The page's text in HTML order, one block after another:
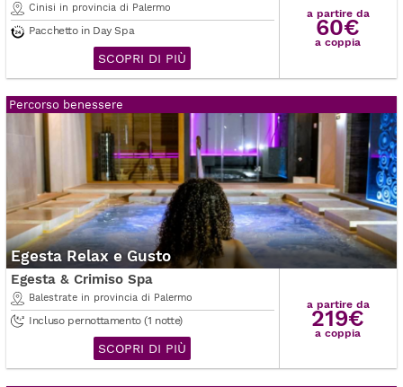
Cinisi in provincia di Palermo
Pacchetto in Day Spa
SCOPRI DI PIÙ
a partire da
60€
a coppia
Percorso benessere
Egesta Relax e Gusto
Egesta & Crimiso Spa
Balestrate in provincia di Palermo
Incluso pernottamento (1 notte)
SCOPRI DI PIÙ
a partire da
219€
a coppia